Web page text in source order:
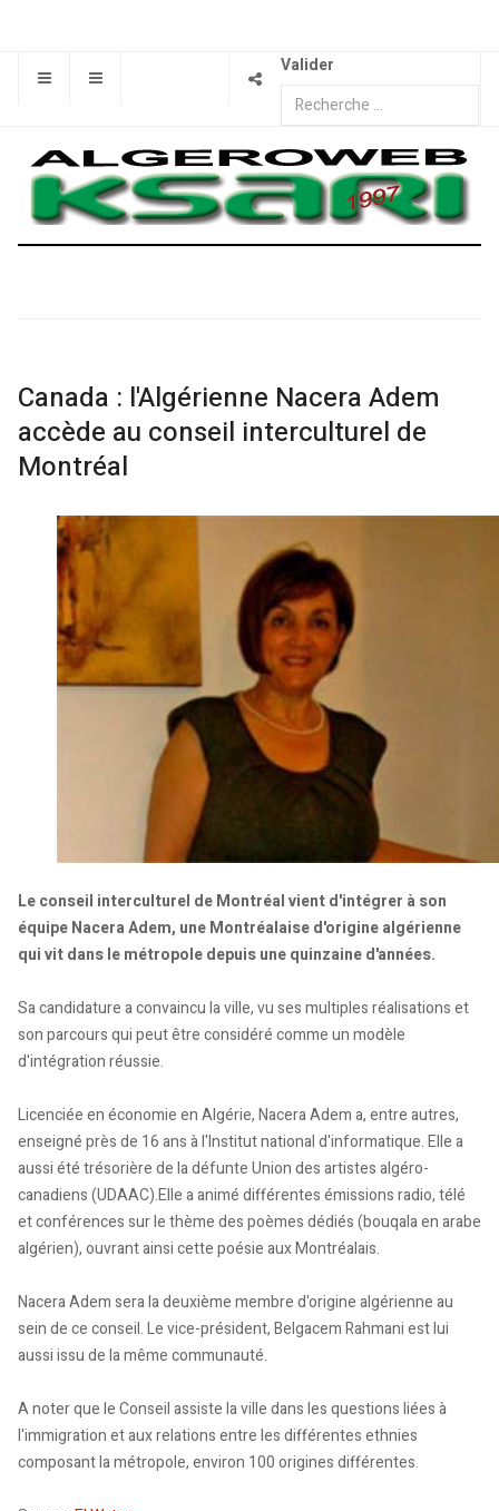
Valider
Canada : l'Algérienne Nacera Adem
accède au conseil interculturel de
Montréal
Le conseil interculturel de Montréal vient d'intégrer à son
équipe Nacera Adem, une Montréalaise d'origine algérienne
qui vit dans le métropole depuis une quinzaine d'années.
Sa candidature a convaincu la ville, vu ses multiples réalisations et
son parcours qui peut être considéré comme un modèle
d'intégration réussie.
Licenciée en économie en Algérie, Nacera Adem a, entre autres,
enseigné près de 16 ans à l'Institut national d'informatique. Elle a
aussi été trésorière de la défunte Union des artistes algéro-
canadiens (UDAAC).Elle a animé différentes émissions radio, télé
et conférences sur le thème des poèmes dédiés (bouqala en arabe
algérien), ouvrant ainsi cette poésie aux Montréalais.
Nacera Adem sera la deuxième membre d'origine algérienne au
sein de ce conseil. Le vice-président, Belgacem Rahmani est lui
aussi issu de la même communauté.
A noter que le Conseil assiste la ville dans les questions liées à
l'immigration et aux relations entre les différentes ethnies
composant la métropole, environ 100 origines différentes.